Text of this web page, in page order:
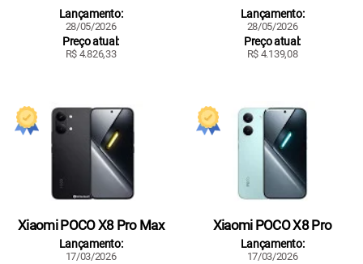
Lançamento:
28/05/2026
Preço atual:
R$ 4.826,33
Lançamento:
28/05/2026
Preço atual:
R$ 4.139,08
Xiaomi POCO X8 Pro Max
Lançamento:
17/03/2026
Xiaomi POCO X8 Pro
Lançamento:
17/03/2026